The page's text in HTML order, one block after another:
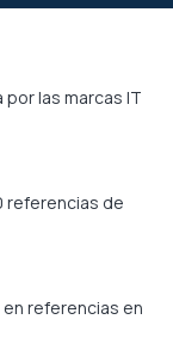
las marcas IT
referencias de
referencias en